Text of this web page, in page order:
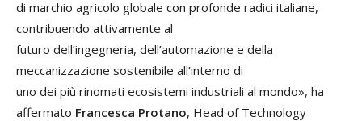
di marchio agricolo globale con profonde radici italiane,
contribuendo attivamente al
futuro dell’ingegneria, dell’automazione e della
meccanizzazione sostenibile all’interno di
uno dei più rinomati ecosistemi industriali al mondo», ha
affermato Francesca Protano, Head of Technology